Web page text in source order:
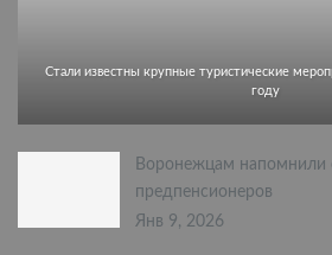
Стали известны крупные туристические
году
Воронежцам напомнили
предпенсионеров
Янв 9, 2026